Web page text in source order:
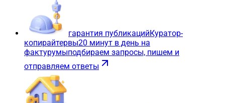
гарантия публикацийКуратор-
копирайтервы20 минут в день на
фактурумыподбираем запросы, пишем и
отправляем ответы